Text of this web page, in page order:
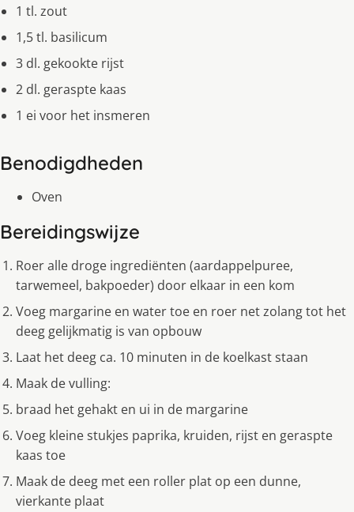
1 tl. zout
1,5 tl. basilicum
3 dl. gekookte rijst
2 dl. geraspte kaas
1 ei voor het insmeren
Benodigdheden
Oven
Bereidingswijze
Roer alle droge ingrediënten (aardappelpuree,
tarwemeel, bakpoeder) door elkaar in een kom
Voeg margarine en water toe en roer net zolang tot het
deeg gelijkmatig is van opbouw
Laat het deeg ca. 10 minuten in de koelkast staan
Maak de vulling:
braad het gehakt en ui in de margarine
Voeg kleine stukjes paprika, kruiden, rijst en geraspte
kaas toe
Maak de deeg met een roller plat op een dunne,
vierkante plaat